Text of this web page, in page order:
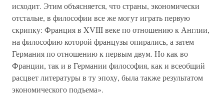
исходит. Этим объясняется, что страны, экономически
отсталые, в философии все же могут играть первую
скрипку: Франция в XVIII веке по отношению к Англии,
на философию которой французы опирались, а затем
Германия по отношению к первым двум. Но как во
Франции, так и в Германии философия, как и всеобщий
расцвет литературы в ту эпоху, была также результатом
экономического подъема».